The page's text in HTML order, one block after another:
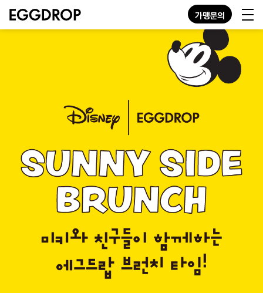
가맹문의
KO EN JP
ABOUT
CONTACT
가맹문의